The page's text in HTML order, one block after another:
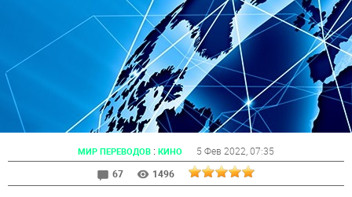
МИР ПЕРЕВОДОВ : КИНО 5 Фев 2022 , 07:35
67
1496